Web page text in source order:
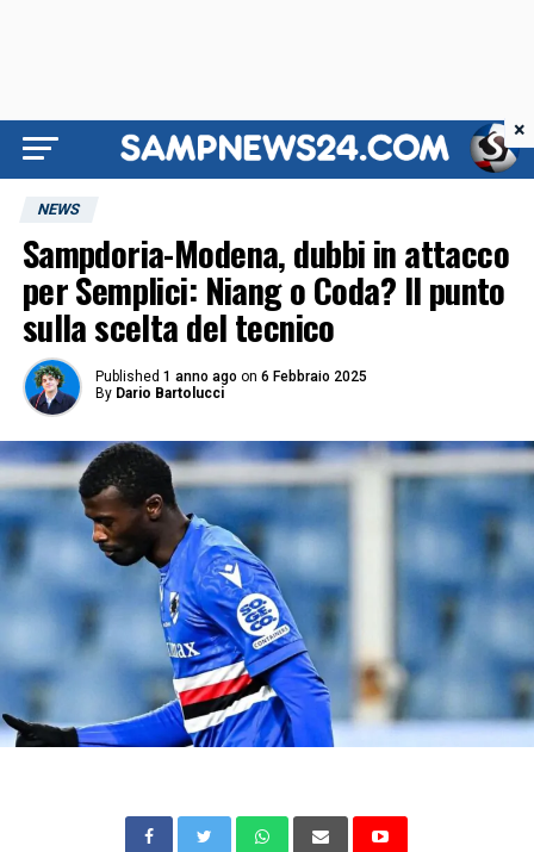
NEWS
Sampdoria-Modena, dubbi in attacco
per Semplici: Niang o Coda? Il punto
sulla scelta del tecnico
Published 1 anno ago on 6 Febbraio 2025
By Dario Bartolucci
×